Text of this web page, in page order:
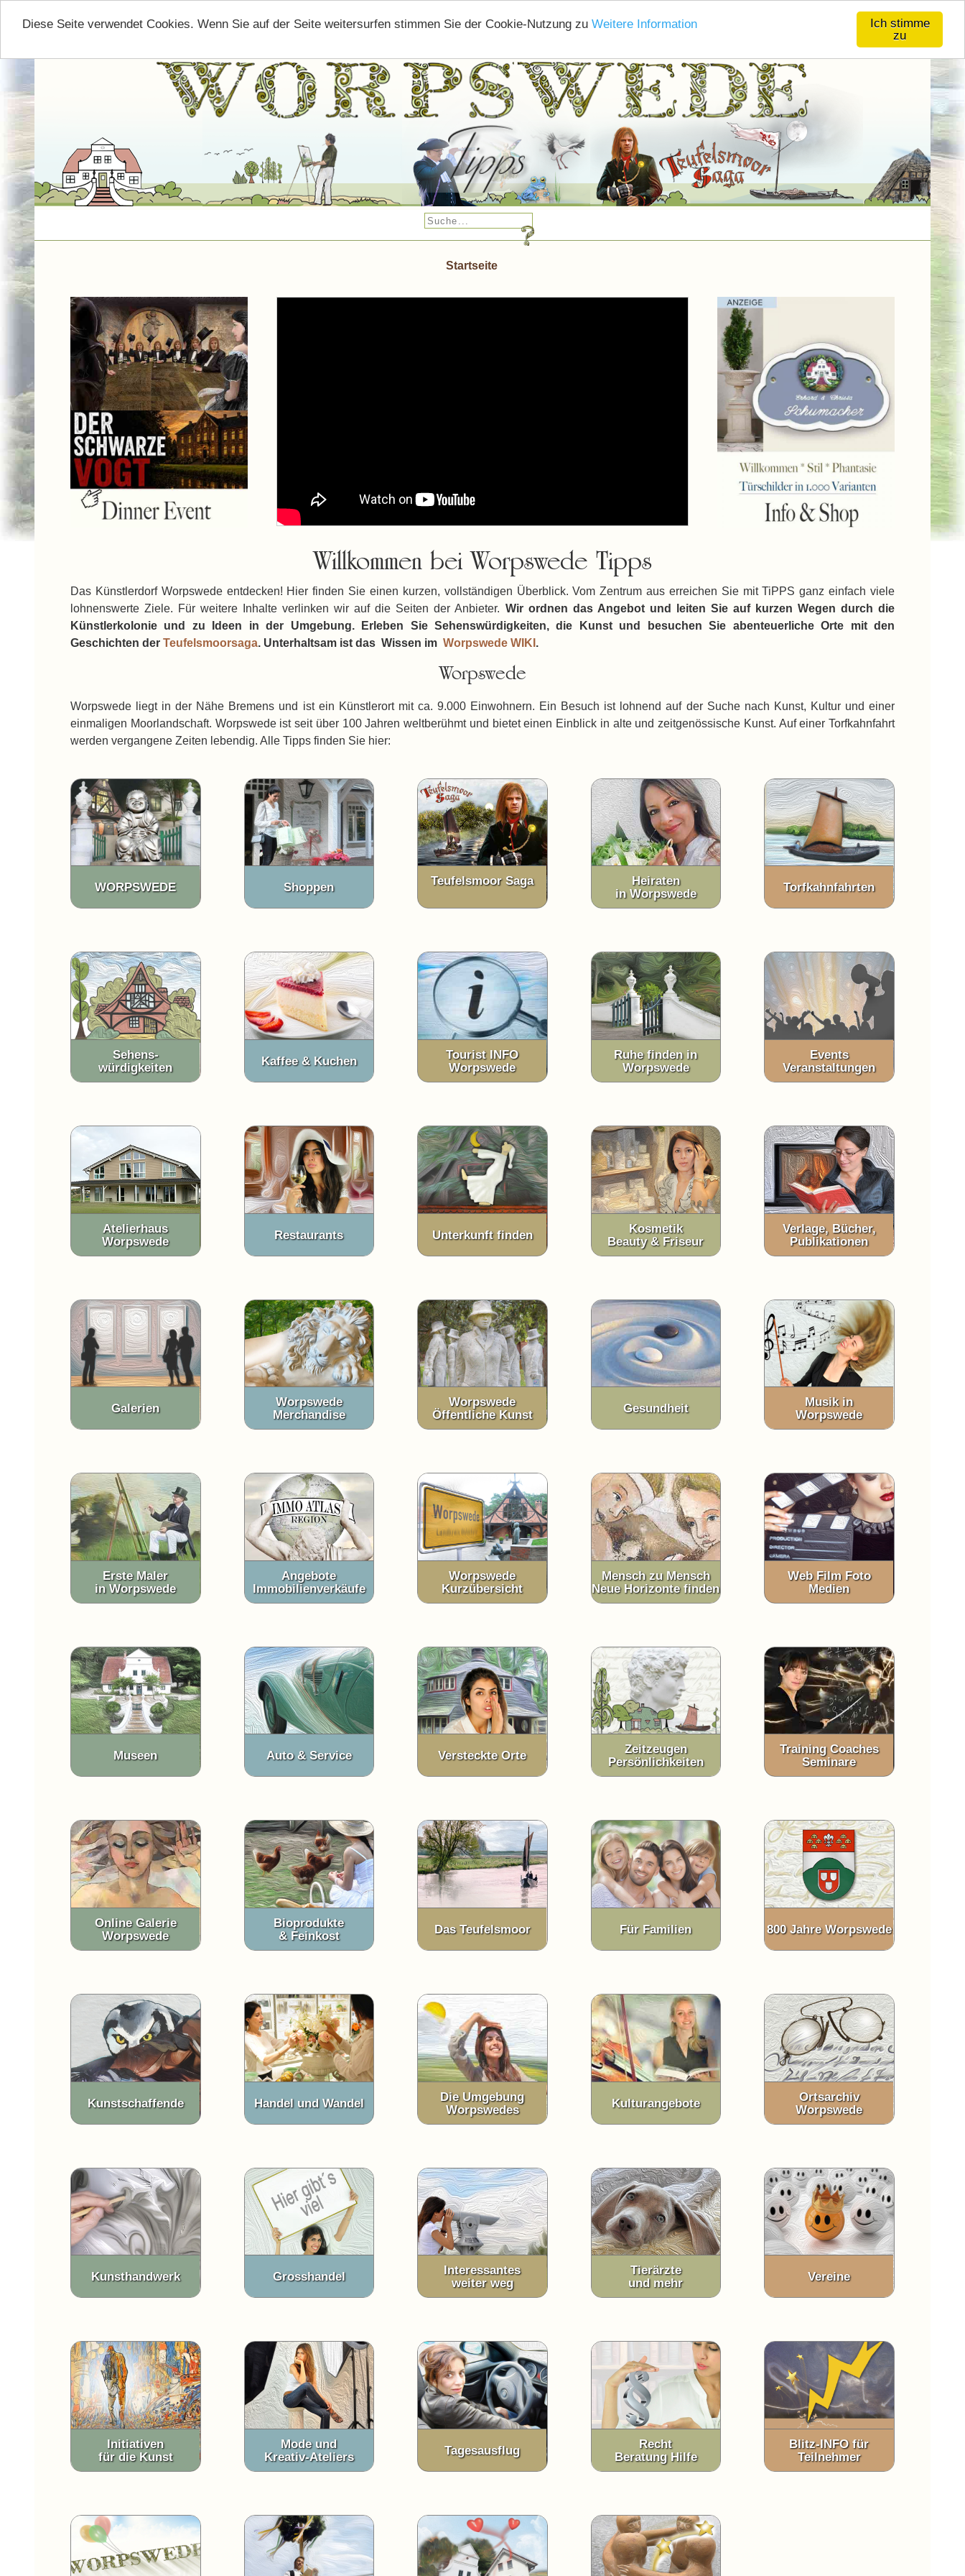
Ich stimme
zu
Diese Seite verwendet Cookies. Wenn Sie auf der Seite weitersurfen stimmen Sie der Cookie-Nutzung zu Weitere Information
Startseite
Willkommen bei Worpswede Tipps
Das Künstlerdorf Worpswede entdecken! Hier finden Sie einen kurzen, vollständigen Überblick. Vom Zentrum aus erreichen Sie mit TiPPS ganz einfach viele
lohnenswerte Ziele. Für weitere Inhalte verlinken wir auf die Seiten der Anbieter. Wir ordnen das Angebot und leiten Sie auf kurzen Wegen durch die
Künstlerkolonie und zu Ideen in der Umgebung. Erleben Sie Sehenswürdigkeiten, die Kunst und besuchen Sie abenteuerliche Orte mit den
Geschichten der Teufelsmoorsaga. Unterhaltsam ist das Wissen im Worpswede WIKI .
Worpswede
Worpswede liegt in der Nähe Bremens und ist ein Künstlerort mit ca. 9.000 Einwohnern. Ein Besuch ist lohnend auf der Suche nach Kunst, Kultur und einer
einmaligen Moorlandschaft. Worpswede ist seit über 100 Jahren weltberühmt und bietet einen Einblick in alte und zeitgenössische Kunst. Auf einer Torfkahnfahrt
werden vergangene Zeiten lebendig. Alle Tipps finden Sie hier:
WORPSWEDE
Sehens-
würdigkeiten
Atelierhaus
Worpswede
Galerien
Erste Maler
in Worpswede
Museen
Online Galerie
Worpswede
Kunstschaffende
Kunsthandwerk
Initiativen
für die Kunst
Shoppen
Kaffee & Kuchen
Restaurants
Worpswede
Merchandise
Angebote
Immobilienverkäufe
Auto & Service
Bioprodukte
& Feinkost
Handel und Wandel
Grosshandel
Mode und
Kreativ-Ateliers
Teufelsmoor Saga
Tourist INFO
Worpswede
Unterkunft finden
Worpswede
Öffentliche Kunst
Worpswede
Kurzübersicht
Versteckte Orte
Das Teufelsmoor
Die Umgebung
Worpswedes
Interessantes
weiter weg
Tagesausflug
Heiraten
in Worpswede
Ruhe finden in
Worpswede
Kosmetik
Beauty & Friseur
Gesundheit
Mensch zu Mensch
Neue Horizonte finden
Zeitzeugen
Persönlichkeiten
Für Familien
Kulturangebote
Tierärzte
und mehr
Recht
Beratung Hilfe
Torfkahnfahrten
Events
Veranstaltungen
Verlage, Bücher,
Publikationen
Musik in
Worpswede
Web Film Foto
Medien
Training Coaches
Seminare
800 Jahre Worpswede
Ortsarchiv
Worpswede
Vereine
Blitz-INFO für
Teilnehmer